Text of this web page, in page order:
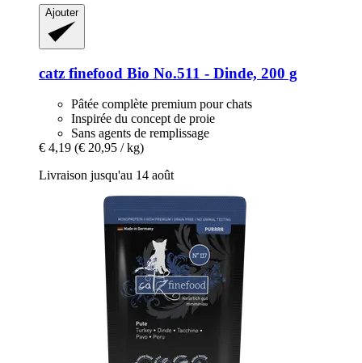
Ajouter
catz finefood Bio No.511 -​ Dinde, 200 g
Pâtée complète premium pour chats
Inspirée du concept de proie
Sans agents de remplissage
€ 4,19 (€ 20,95 / kg)
Livraison jusqu'au 14 août